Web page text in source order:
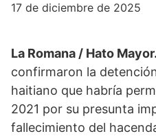
17 de diciembre de 2025
La Romana / Hato Mayor.
confirmaron la
haitiano que habría
2021 por su presunta
fallecimiento del